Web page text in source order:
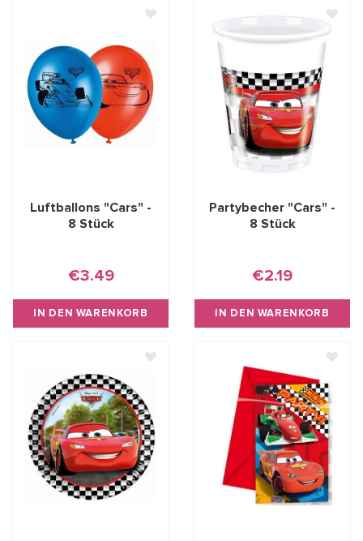
Luftballons "Cars" -
8 Stück
€3.49
IN DEN WARENKORB
Partybecher "Cars" -
8 Stück
€2.19
IN DEN WARENKORB